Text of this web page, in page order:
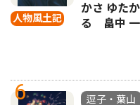
人物風土記
かさ ゆた
る 畠中
6
逗子・葉山